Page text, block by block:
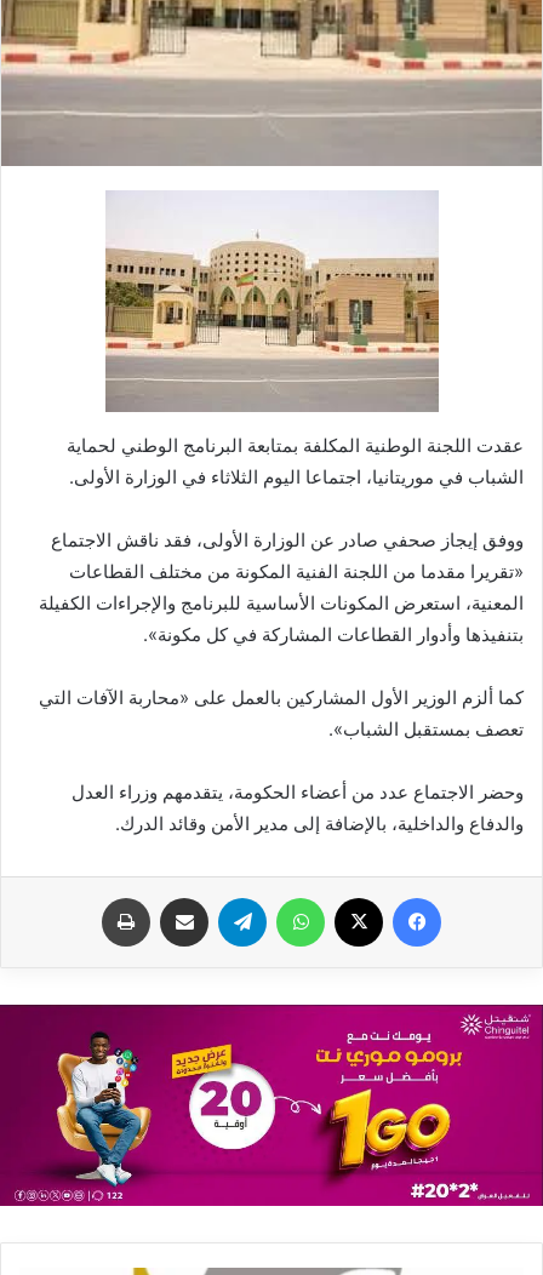
عقدت اللجنة الوطنية المكلفة بمتابعة البرنامج الوطني لحماية
الشباب في موريتانيا، اجتماعا اليوم الثلاثاء في الوزارة الأولى.
ووفق إيجاز صحفي صادر عن الوزارة الأولى، فقد ناقش الاجتماع
«تقريرا مقدما من اللجنة الفنية المكونة من مختلف القطاعات
المعنية، استعرض المكونات الأساسية للبرنامج والإجراءات الكفيلة
بتنفيذها وأدوار القطاعات المشاركة في كل مكونة».
كما ألزم الوزير الأول المشاركين بالعمل على «محاربة الآفات التي
تعصف بمستقبل الشباب».
وحضر الاجتماع عدد من أعضاء الحكومة، يتقدمهم وزراء العدل
والدفاع والداخلية، بالإضافة إلى مدير الأمن وقائد الدرك.
فيسبوك واتساب تيلقرام مشاركة عبر البريد